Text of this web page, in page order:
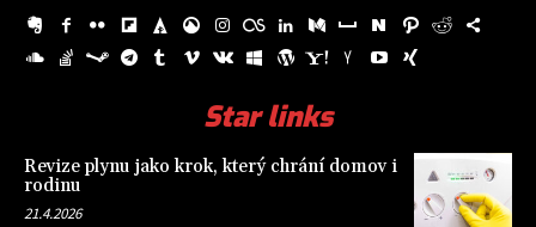
Star links
Revize plynu jako krok, který chrání domov i
rodinu
21.4.2026